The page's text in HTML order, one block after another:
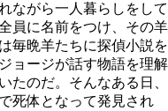
ながら一人暮らしをして
員に名前をつけ、その羊
毎晩羊たちに探偵小説を
ョージが話す物語を理解
たのだ。そんなある日、
死体となって発見され